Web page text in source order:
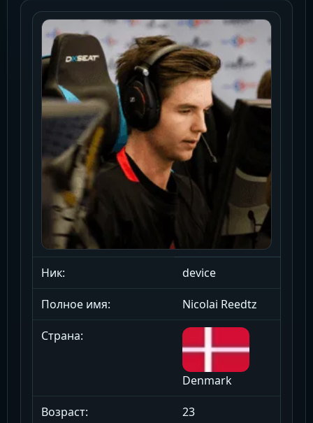
Ник: device
Полное имя: Nicolai Reedtz
Страна:
Denmark
Возраст: 23